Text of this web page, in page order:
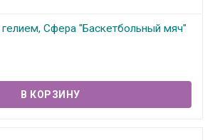
Сфера "Баскетбольный мяч"